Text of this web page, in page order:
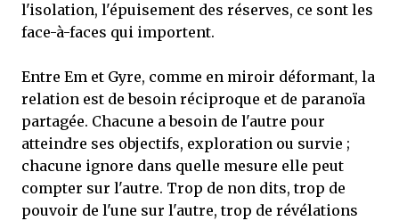
l'isolation, l'épuisement des réserves, ce sont les
face-à-faces qui importent.
Entre Em et Gyre, comme en miroir déformant, la
relation est de besoin réciproque et de paranoïa
partagée. Chacune a besoin de l'autre pour
atteindre ses objectifs, exploration ou survie ;
chacune ignore dans quelle mesure elle peut
compter sur l'autre. Trop de non dits, trop de
pouvoir de l'une sur l'autre, trop de révélations